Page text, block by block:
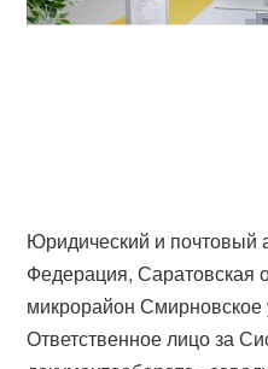
Юридический и почтовый
Федерация, Саратовская
микрорайон
Ответственное лицо за